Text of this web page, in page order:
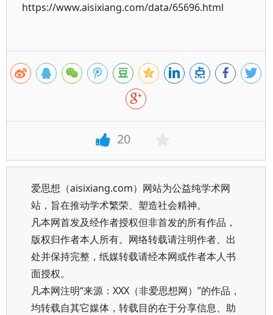
https://www.aisixiang.com/data/65696.html
20
爱思想（aisixiang.com）网站为公益纯学术网
站，旨在推动学术繁荣、塑造社会精神。
凡本网首发及经作者授权但非首发的所有作品，
版权归作者本人所有。网络转载请注明作者、出
处并保持完整，纸媒转载请经本网或作者本人书
面授权。
凡本网注明“来源：XXX（非爱思想网）”的作品，
均转载自其它媒体，转载目的在于分享信息、助